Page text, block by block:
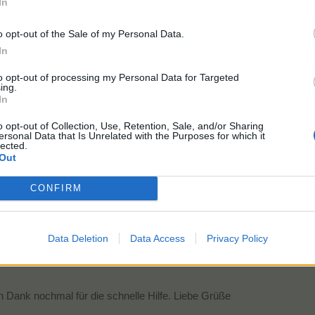
opt-out of the Sale of my Personal Data.
opt-out of processing my Personal Data for Targeted
opt-out of Collection, Use, Retention, Sale, and/or Sharing
Data that Is Unrelated with the Purposes for which it
CONFIRM
Data Deletion Data Access Privacy Policy
Ausdauer habe ich. kann aber keine Steine mehr bewegen. Sie werden
Sachen holen aber die Steine lassen sich nicht mehr bewegen.
wenn du deinem Beitrag noch etwas hinzufügen möchtest, nutze bitte die
und sagt, du sollst dich jetzt noch einmal neu einloggen
Dank nochmal für die schnelle Hilfe. Liebe Grüße